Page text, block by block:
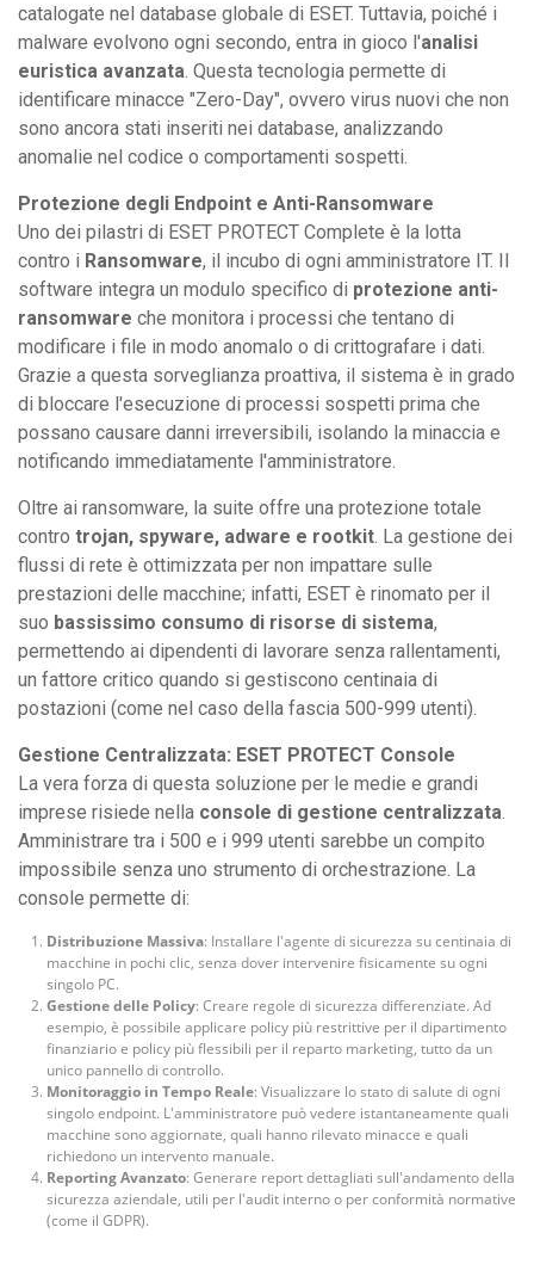
catalogate nel database globale di ESET. Tuttavia, poiché i
malware evolvono ogni secondo, entra in gioco l'analisi
euristica avanzata. Questa tecnologia permette di
identificare minacce "Zero-Day", ovvero virus nuovi che non
sono ancora stati inseriti nei database, analizzando
anomalie nel codice o comportamenti sospetti.
Protezione degli Endpoint e Anti-Ransomware
Uno dei pilastri di ESET PROTECT Complete è la lotta
contro i Ransomware, il incubo di ogni amministratore IT. Il
software integra un modulo specifico di protezione anti-
ransomware che monitora i processi che tentano di
modificare i file in modo anomalo o di crittografare i dati.
Grazie a questa sorveglianza proattiva, il sistema è in grado
di bloccare l'esecuzione di processi sospetti prima che
possano causare danni irreversibili, isolando la minaccia e
notificando immediatamente l'amministratore.
Oltre ai ransomware, la suite offre una protezione totale
contro trojan, spyware, adware e rootkit. La gestione dei
flussi di rete è ottimizzata per non impattare sulle
prestazioni delle macchine; infatti, ESET è rinomato per il
suo bassissimo consumo di risorse di sistema,
permettendo ai dipendenti di lavorare senza rallentamenti,
un fattore critico quando si gestiscono centinaia di
postazioni (come nel caso della fascia 500-999 utenti).
Gestione Centralizzata: ESET PROTECT Console
La vera forza di questa soluzione per le medie e grandi
imprese risiede nella console di gestione centralizzata.
Amministrare tra i 500 e i 999 utenti sarebbe un compito
impossibile senza uno strumento di orchestrazione. La
console permette di:
Distribuzione Massiva: Installare l'agente di sicurezza su centinaia di
macchine in pochi clic, senza dover intervenire fisicamente su ogni
singolo PC.
Gestione delle Policy: Creare regole di sicurezza differenziate. Ad
esempio, è possibile applicare policy più restrittive per il dipartimento
finanziario e policy più flessibili per il reparto marketing, tutto da un
unico pannello di controllo.
Monitoraggio in Tempo Reale: Visualizzare lo stato di salute di ogni
singolo endpoint. L'amministratore può vedere istantaneamente quali
macchine sono aggiornate, quali hanno rilevato minacce e quali
richiedono un intervento manuale.
Reporting Avanzato: Generare report dettagliati sull'andamento della
sicurezza aziendale, utili per l'audit interno o per conformità normative
(come il GDPR).